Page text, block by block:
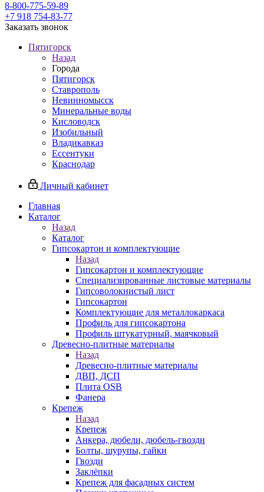
8-800-775-59-89
+7 918 754-83-77
Заказать звонок
Пятигорск
Назад
Города
Пятигорск
Ставрополь
Невинномысск
Минеральные воды
Кисловодск
Изобильный
Владикавказ
Ессентуки
Краснодар
Личный кабинет
Главная
Каталог
Назад
Каталог
Гипсокартон и комплектующие
Назад
Гипсокартон и комплектующие
Специализированные листовые материалы
Гипсоволокнистый лист
Гипсокартон
Комплектующие для металлокаркаса
Профиль для гипсокартона
Профиль штукатурный, маячковый
Древесно-плитные материалы
Назад
Древесно-плитные материалы
ДВП, ДСП
Плита OSB
Фанера
Крепеж
Назад
Крепеж
Анкера, дюбели, дюбель-гвозди
Болты, шурупы, гайки
Гвозди
Заклёпки
Крепеж для фасадных систем